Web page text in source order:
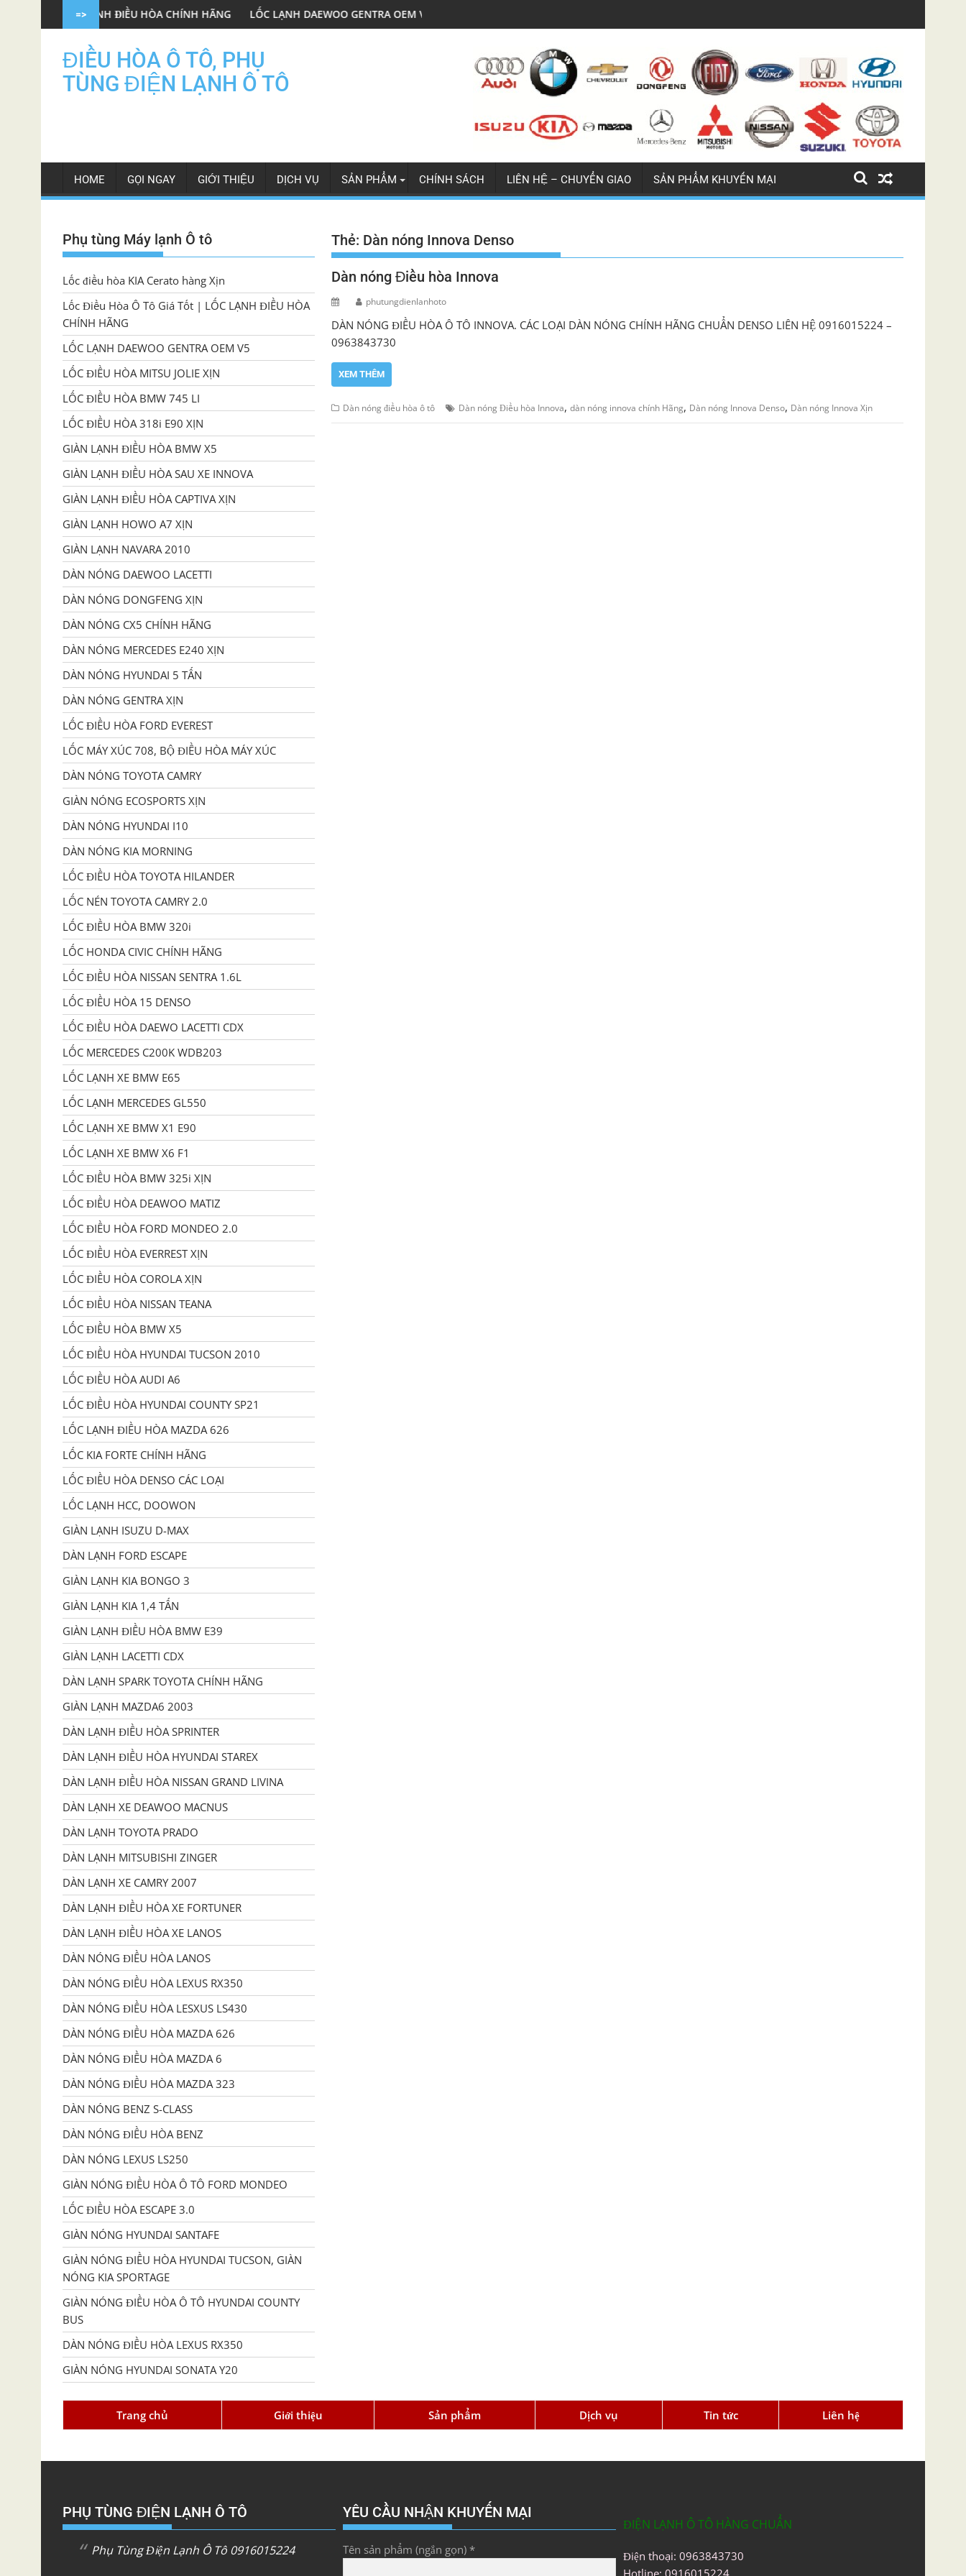
to
=>
ĐIỀU HÒA CHÍNH HÃNG LỐC LẠNH DAEWOO GENTRA OEM V5
ĐIỀU HÒA Ô TÔ, PHỤ
TÙNG ĐIỆN LẠNH Ô TÔ
HOME GỌI NGAY GIỚI THIỆU DỊCH VỤ SẢN PHẨM CHÍNH SÁCH LIÊN HỆ – CHUYỂN GIAO SẢN PHẨM KHUYẾN MẠI
Thẻ: Dàn nóng Innova Denso
Dàn nóng Điều hòa Innova
phutungdienlanhoto
DÀN NÓNG ĐIỀU HÒA Ô TÔ INNOVA. CÁC LOẠI DÀN NÓNG CHÍNH HÃNG CHUẨN DENSO LIÊN HỆ 0916015224 –
0963843730
XEM THÊM
Dàn nóng điều hòa ô tô Dàn nóng Điều hòa Innova,dàn nóng innova chính Hãng, Dàn nóng Innova Denso, Dàn nóng Innova Xịn
Phụ tùng Máy lạnh Ô tô
Lốc điều hòa KIA Cerato hàng Xịn
Lốc Điều Hòa Ô Tô Giá Tốt | LỐC LẠNH ĐIỀU HÒA
CHÍNH HÃNG
LỐC LẠNH DAEWOO GENTRA OEM V5
LỐC ĐIỀU HÒA MITSU JOLIE XỊN
LỐC ĐIỀU HÒA BMW 745 LI
LỐC ĐIỀU HÒA 318i E90 XỊN
GIÀN LẠNH ĐIỀU HÒA BMW X5
GIÀN LẠNH ĐIỀU HÒA SAU XE INNOVA
GIÀN LẠNH ĐIỀU HÒA CAPTIVA XỊN
GIÀN LẠNH HOWO A7 XỊN
GIÀN LẠNH NAVARA 2010
DÀN NÓNG DAEWOO LACETTI
DÀN NÓNG DONGFENG XỊN
DÀN NÓNG CX5 CHÍNH HÃNG
DÀN NÓNG MERCEDES E240 XỊN
DÀN NÓNG HYUNDAI 5 TẤN
DÀN NÓNG GENTRA XỊN
LỐC ĐIỀU HÒA FORD EVEREST
LỐC MÁY XÚC 708, BỘ ĐIỀU HÒA MÁY XÚC
DÀN NÓNG TOYOTA CAMRY
GIÀN NÓNG ECOSPORTS XỊN
DÀN NÓNG HYUNDAI I10
DÀN NÓNG KIA MORNING
LỐC ĐIỀU HÒA TOYOTA HILANDER
LỐC NÉN TOYOTA CAMRY 2.0
LỐC ĐIỀU HÒA BMW 320i
LỐC HONDA CIVIC CHÍNH HÃNG
LỐC ĐIỀU HÒA NISSAN SENTRA 1.6L
LỐC ĐIỀU HÒA 15 DENSO
LỐC ĐIỀU HÒA DAEWO LACETTI CDX
LỐC MERCEDES C200K WDB203
LỐC LẠNH XE BMW E65
LỐC LẠNH MERCEDES GL550
LỐC LẠNH XE BMW X1 E90
LỐC LẠNH XE BMW X6 F1
LỐC ĐIỀU HÒA BMW 325i XỊN
LỐC ĐIỀU HÒA DEAWOO MATIZ
LỐC ĐIỀU HÒA FORD MONDEO 2.0
LỐC ĐIỀU HÒA EVERREST XỊN
LỐC ĐIỀU HÒA COROLA XỊN
LỐC ĐIỀU HÒA NISSAN TEANA
LỐC ĐIỀU HÒA BMW X5
LỐC ĐIỀU HÒA HYUNDAI TUCSON 2010
LỐC ĐIỀU HÒA AUDI A6
LỐC ĐIỀU HÒA HYUNDAI COUNTY SP21
LỐC LẠNH ĐIỀU HÒA MAZDA 626
LỐC KIA FORTE CHÍNH HÃNG
LỐC ĐIỀU HÒA DENSO CÁC LOẠI
LỐC LẠNH HCC, DOOWON
GIÀN LẠNH ISUZU D-MAX
DÀN LẠNH FORD ESCAPE
GIÀN LẠNH KIA BONGO 3
GIÀN LẠNH KIA 1,4 TẤN
GIÀN LẠNH ĐIỀU HÒA BMW E39
GIÀN LẠNH LACETTI CDX
DÀN LẠNH SPARK TOYOTA CHÍNH HÃNG
GIÀN LẠNH MAZDA6 2003
DÀN LẠNH ĐIỀU HÒA SPRINTER
DÀN LẠNH ĐIỀU HÒA HYUNDAI STAREX
DÀN LẠNH ĐIỀU HÒA NISSAN GRAND LIVINA
DÀN LẠNH XE DEAWOO MACNUS
DÀN LẠNH TOYOTA PRADO
DÀN LẠNH MITSUBISHI ZINGER
DÀN LẠNH XE CAMRY 2007
DÀN LẠNH ĐIỀU HÒA XE FORTUNER
DÀN LẠNH ĐIỀU HÒA XE LANOS
DÀN NÓNG ĐIỀU HÒA LANOS
DÀN NÓNG ĐIỀU HÒA LEXUS RX350
DÀN NÓNG ĐIỀU HÒA LESXUS LS430
DÀN NÓNG ĐIỀU HÒA MAZDA 626
DÀN NÓNG ĐIỀU HÒA MAZDA 6
DÀN NÓNG ĐIỀU HÒA MAZDA 323
DÀN NÓNG BENZ S-CLASS
DÀN NÓNG ĐIỀU HÒA BENZ
DÀN NÓNG LEXUS LS250
GIÀN NÓNG ĐIỀU HÒA Ô TÔ FORD MONDEO
LỐC ĐIỀU HÒA ESCAPE 3.0
GIÀN NÓNG HYUNDAI SANTAFE
GIÀN NÓNG ĐIỀU HÒA HYUNDAI TUCSON, GIÀN
NÓNG KIA SPORTAGE
GIÀN NÓNG ĐIỀU HÒA Ô TÔ HYUNDAI COUNTY
BUS
DÀN NÓNG ĐIỀU HÒA LEXUS RX350
GIÀN NÓNG HYUNDAI SONATA Y20
Trang chủ Giới thiệu Sản phẩm Dịch vụ Tin tức Liên hệ
PHỤ TÙNG ĐIỆN LẠNH Ô TÔ
Phụ Tùng Điện Lạnh Ô Tô 0916015224
YÊU CẦU NHẬN KHUYẾN MẠI
Tên sản phẩm (ngắn gọn) *
ĐIỆN LẠNH Ô TÔ HÀNG CHUẨN
Điện thoại: 0963843730
Hotline: 0916015224